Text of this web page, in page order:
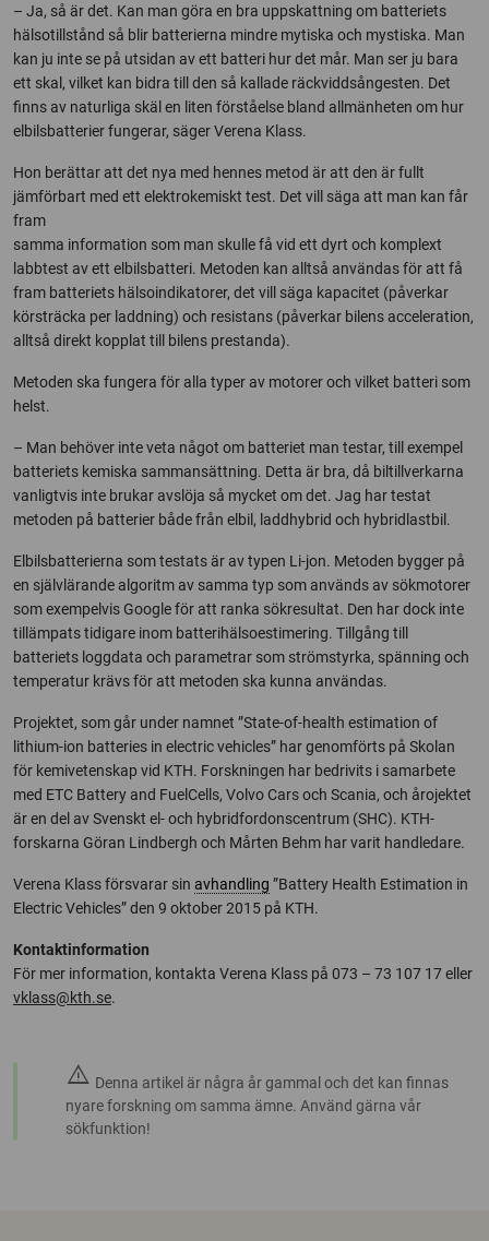
– Ja, så är det. Kan man göra en bra uppskattning om batteriets
hälsotillstånd så blir batterierna mindre mytiska och mystiska. Man
kan ju inte se på utsidan av ett batteri hur det mår. Man ser ju bara
ett skal, vilket kan bidra till den så kallade räckviddsångesten. Det
finns av naturliga skäl en liten förståelse bland allmänheten om hur
elbilsbatterier fungerar, säger Verena Klass.
Hon berättar att det nya med hennes metod är att den är fullt
jämförbart med ett elektrokemiskt test. Det vill säga att man kan får
fram
samma information som man skulle få vid ett dyrt och komplext
labbtest av ett elbilsbatteri. Metoden kan alltså användas för att få
fram batteriets hälsoindikatorer, det vill säga kapacitet (påverkar
körsträcka per laddning) och resistans (påverkar bilens acceleration,
alltså direkt kopplat till bilens prestanda).
Metoden ska fungera för alla typer av motorer och vilket batteri som
helst.
– Man behöver inte veta något om batteriet man testar, till exempel
batteriets kemiska sammansättning. Detta är bra, då biltillverkarna
vanligtvis inte brukar avslöja så mycket om det. Jag har testat
metoden på batterier både från elbil, laddhybrid och hybridlastbil.
Elbilsbatterierna som testats är av typen Li-jon. Metoden bygger på
en självlärande algoritm av samma typ som används av sökmotorer
som exempelvis Google för att ranka sökresultat. Den har dock inte
tillämpats tidigare inom batterihälsoestimering. Tillgång till
batteriets loggdata och parametrar som strömstyrka, spänning och
temperatur krävs för att metoden ska kunna användas.
Projektet, som går under namnet ”State-of-health estimation of
lithium-ion batteries in electric vehicles” har genomförts på Skolan
för kemivetenskap vid KTH. Forskningen har bedrivits i samarbete
med ETC Battery and FuelCells, Volvo Cars och Scania, och årojektet
är en del av Svenskt el- och hybridfordonscentrum (SHC). KTH-
forskarna Göran Lindbergh och Mårten Behm har varit handledare.
Verena Klass försvarar sin avhandling ”Battery Health Estimation in
Electric Vehicles” den 9 oktober 2015 på KTH.
Kontaktinformation
För mer information, kontakta Verena Klass på 073 – 73 107 17 eller
vklass@kth.se.
warning Denna artikel är några år gammal och det kan finnas
nyare forskning om samma ämne. Använd gärna vår
sökfunktion!